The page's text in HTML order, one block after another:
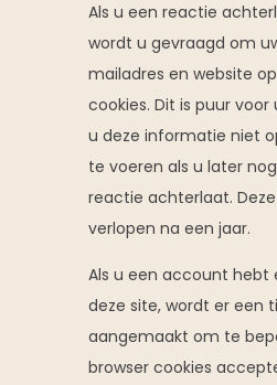
Als u een reactie
wordt u gevraagd om
mailadres en website
cookies. Dit is puur
u deze informatie niet
te voeren als u later
reactie achterlaat.
verlopen na een jaar.
Als u een account hebt
deze site, wordt er een
aangemaakt om te
browser cookies